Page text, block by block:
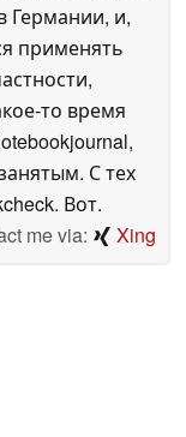
Германии, и,
применять
то время
С тех
Вот.
me via:
Xing